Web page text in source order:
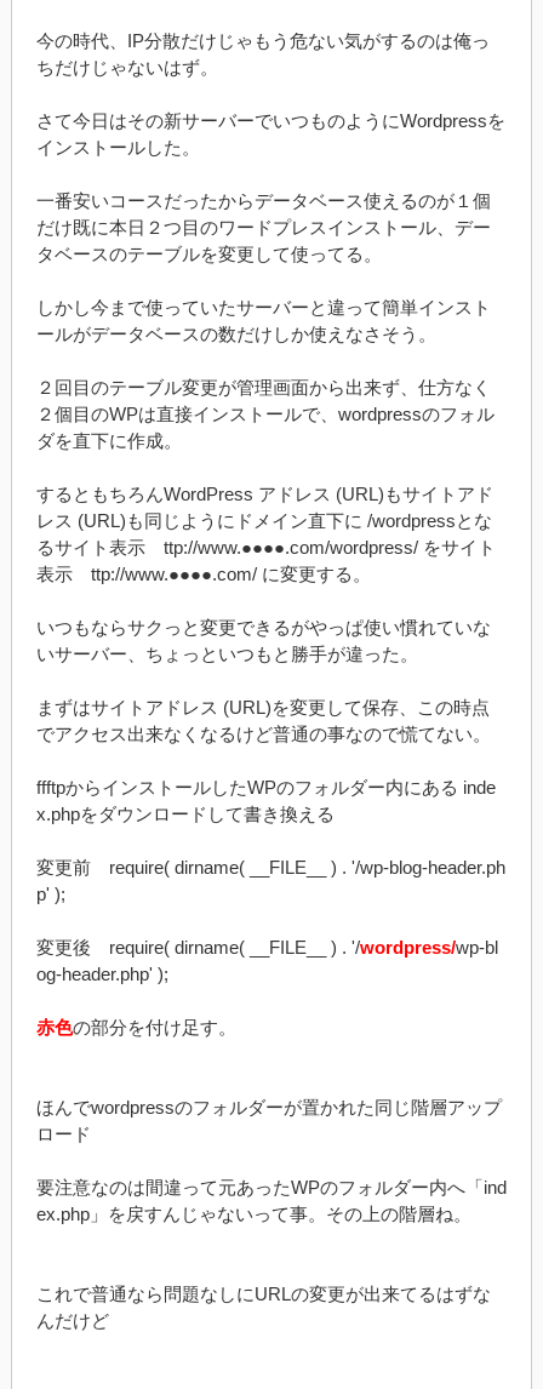
今の時代、IP分散だけじゃもう危ない気がするのは俺っ
ちだけじゃないはず。
さて今日はその新サーバーでいつものようにWordpressを
インストールした。
一番安いコースだったからデータベース使えるのが１個
だけ既に本日２つ目のワードプレスインストール、デー
タベースのテーブルを変更して使ってる。
しかし今まで使っていたサーバーと違って簡単インスト
ールがデータベースの数だけしか使えなさそう。
２回目のテーブル変更が管理画面から出来ず、仕方なく
２個目のWPは直接インストールで、wordpressのフォル
ダを直下に作成。
するともちろんWordPress アドレス (URL)もサイトアド
レス (URL)も同じようにドメイン直下に /wordpressとな
るサイト表示 ttp://www.●●●●.com/wordpress/ をサイト
表示 ttp://www.●●●●.com/ に変更する。
いつもならサクっと変更できるがやっぱ使い慣れていな
いサーバー、ちょっといつもと勝手が違った。
まずはサイトアドレス (URL)を変更して保存、この時点
でアクセス出来なくなるけど普通の事なので慌てない。
ffftpからインストールしたWPのフォルダー内にある inde
x.phpをダウンロードして書き換える
変更前 require( dirname( __FILE__ ) . '/wp-blog-header.ph
p' );
変更後 require( dirname( __FILE__ ) . '/wordpress/wp-bl
og-header.php' );
赤色の部分を付け足す。
ほんでwordpressのフォルダーが置かれた同じ階層アップ
ロード
要注意なのは間違って元あったWPのフォルダー内へ「ind
ex.php」を戻すんじゃないって事。その上の階層ね。
これで普通なら問題なしにURLの変更が出来てるはずな
んだけど